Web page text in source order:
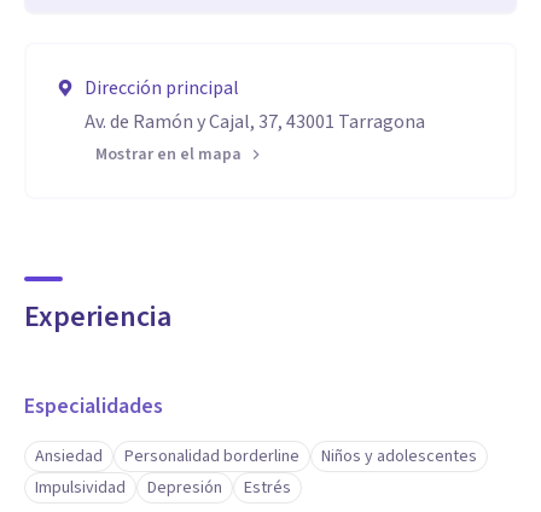
Dirección principal
Av. de Ramón y Cajal, 37, 43001 Tarragona
Mostrar en el mapa
Experiencia
Especialidades
Ansiedad Personalidad borderline
Niños y adolescentes
Impulsividad
Depresión Estrés